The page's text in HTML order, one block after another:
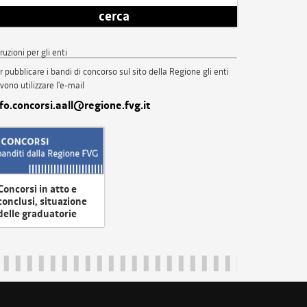
cerca
per gli enti
pubblicare i bandi di concorso sul sito della Regione gli enti
utilizzare l'e-mail
in atto e
situazione
graduatorie